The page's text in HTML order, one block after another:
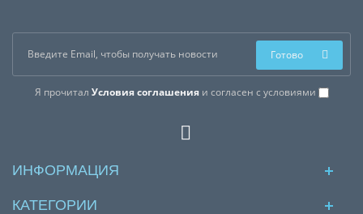
Я прочитал Условия соглашенияи согласен с условиями
Готово
ИНФОРМАЦИЯ
КАТЕГОРИИ